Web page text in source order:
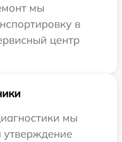
мы
в
центр
мы
утверждение